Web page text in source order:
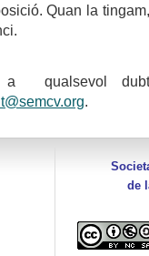
Quan la
a qualsevol
.
de